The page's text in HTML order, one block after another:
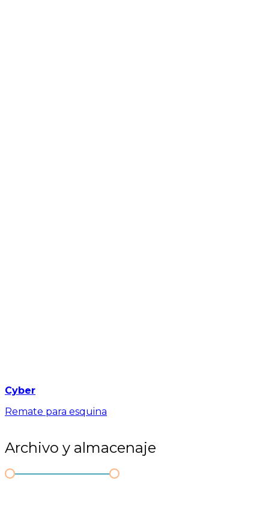
Cyber
Remate para esquina
Archivo y almacenaje